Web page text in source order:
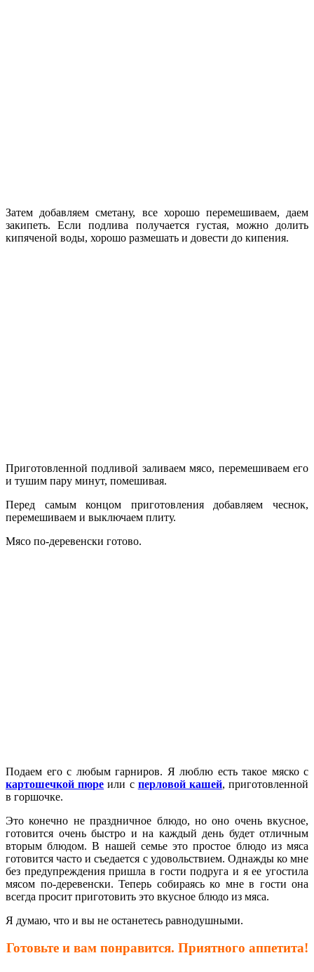
Затем добавляем сметану, все хорошо перемешиваем, даем
закипеть. Если подлива получается густая, можно долить
кипяченой воды, хорошо размешать и довести до кипения.
Приготовленной подливой заливаем мясо, перемешиваем его
и тушим пару минут, помешивая.
Перед самым концом приготовления добавляем чеснок,
перемешиваем и выключаем плиту.
Мясо по-деревенски готово.
Подаем его с любым гарниров. Я люблю есть такое мяско с
картошечкой пюре или с перловой кашей, приготовленной
в горшочке.
Это конечно не праздничное блюдо, но оно очень вкусное,
готовится очень быстро и на каждый день будет отличным
вторым блюдом. В нашей семье это простое блюдо из мяса
готовится часто и съедается с удовольствием. Однажды ко мне
без предупреждения пришла в гости подруга и я ее угостила
мясом по-деревенски. Теперь собираясь ко мне в гости она
всегда просит приготовить это вкусное блюдо из мяса.
Я думаю, что и вы не останетесь равнодушными.
Готовьте и вам понравится. Приятного аппетита!